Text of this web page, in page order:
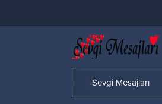
Sevgi Mesajları